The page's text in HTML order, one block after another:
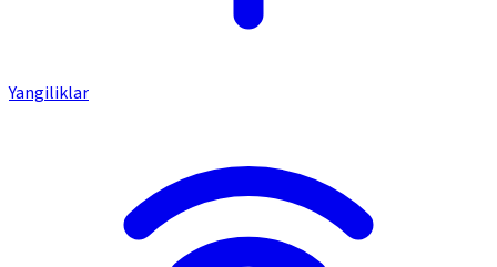
Yangiliklar